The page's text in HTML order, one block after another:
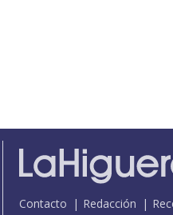
Contacto Redacción